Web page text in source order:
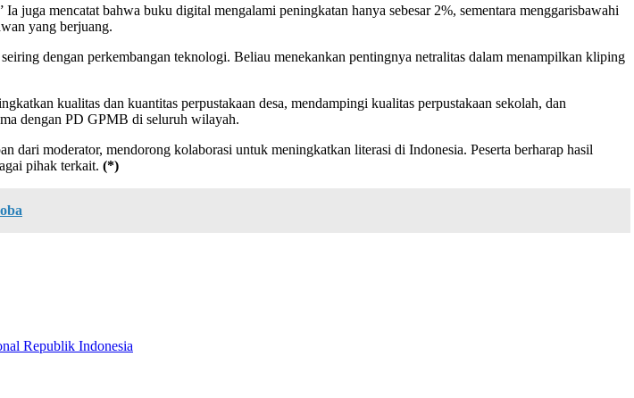
juga mencatat bahwa buku digital mengalami peningkatan hanya sebesar 2%, sementara menggarisbawahi
yang berjuang.
dengan perkembangan teknologi. Beliau menekankan pentingnya netralitas dalam menampilkan kliping
kualitas dan kuantitas perpustakaan desa, mendampingi kualitas perpustakaan sekolah, dan
dengan PD GPMB di seluruh wilayah.
dari moderator, mendorong kolaborasi untuk meningkatkan literasi di Indonesia. Peserta berharap hasil
pihak terkait. (*)
Republik Indonesia